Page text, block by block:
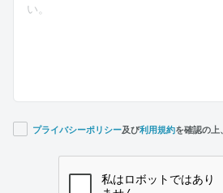
プライバシーポリシー及び利用規約を確認の上